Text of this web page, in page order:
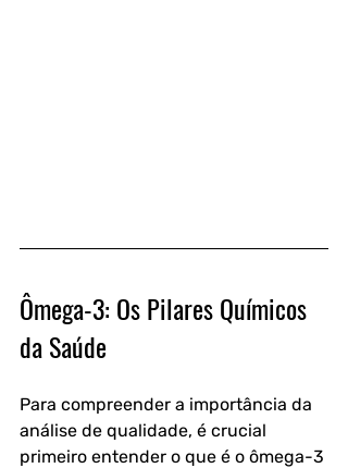
Ômega-3: Os Pilares Químicos
da Saúde
Para compreender a importância da
análise de qualidade, é crucial
primeiro entender o que é o ômega-3